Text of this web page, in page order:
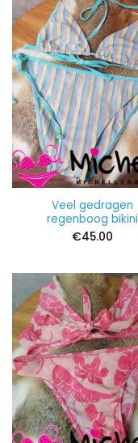
Veel gedragen
regenboog bikini
€45.00